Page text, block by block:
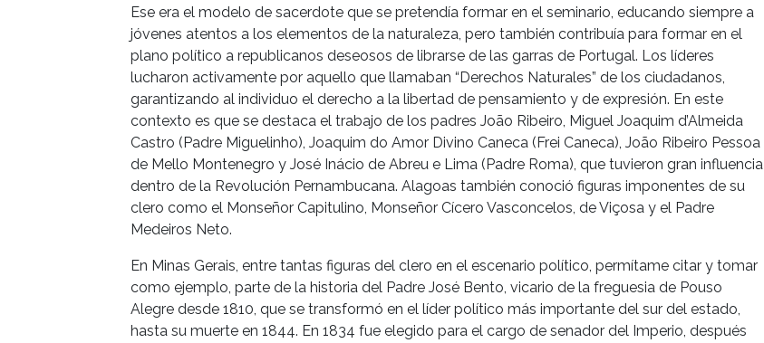
Ese era el modelo de sacerdote que se pretendía formar en el seminario, educando siempre a
jóvenes atentos a los elementos de la naturaleza, pero también contribuía para formar en el
plano político a republicanos deseosos de librarse de las garras de Portugal. Los líderes
lucharon activamente por aquello que llamaban “Derechos Naturales” de los ciudadanos,
garantizando al individuo el derecho a la libertad de pensamiento y de expresión. En este
contexto es que se destaca el trabajo de los padres João Ribeiro, Miguel Joaquim d’Almeida
Castro (Padre Miguelinho), Joaquim do Amor Divino Caneca (Frei Caneca), João Ribeiro Pessoa
de Mello Montenegro y José Inácio de Abreu e Lima (Padre Roma), que tuvieron gran influencia
dentro de la Revolución Pernambucana. Alagoas también conoció figuras imponentes de su
clero como el Monseñor Capitulino, Monseñor Cícero Vasconcelos, de Viçosa y el Padre
Medeiros Neto.
En Minas Gerais, entre tantas figuras del clero en el escenario político, permítame citar y tomar
como ejemplo, parte de la historia del Padre José Bento, vicario de la freguesia de Pouso
Alegre desde 1810, que se transformó en el líder político más importante del sur del estado,
hasta su muerte en 1844. En 1834 fue elegido para el cargo de senador del Imperio, después